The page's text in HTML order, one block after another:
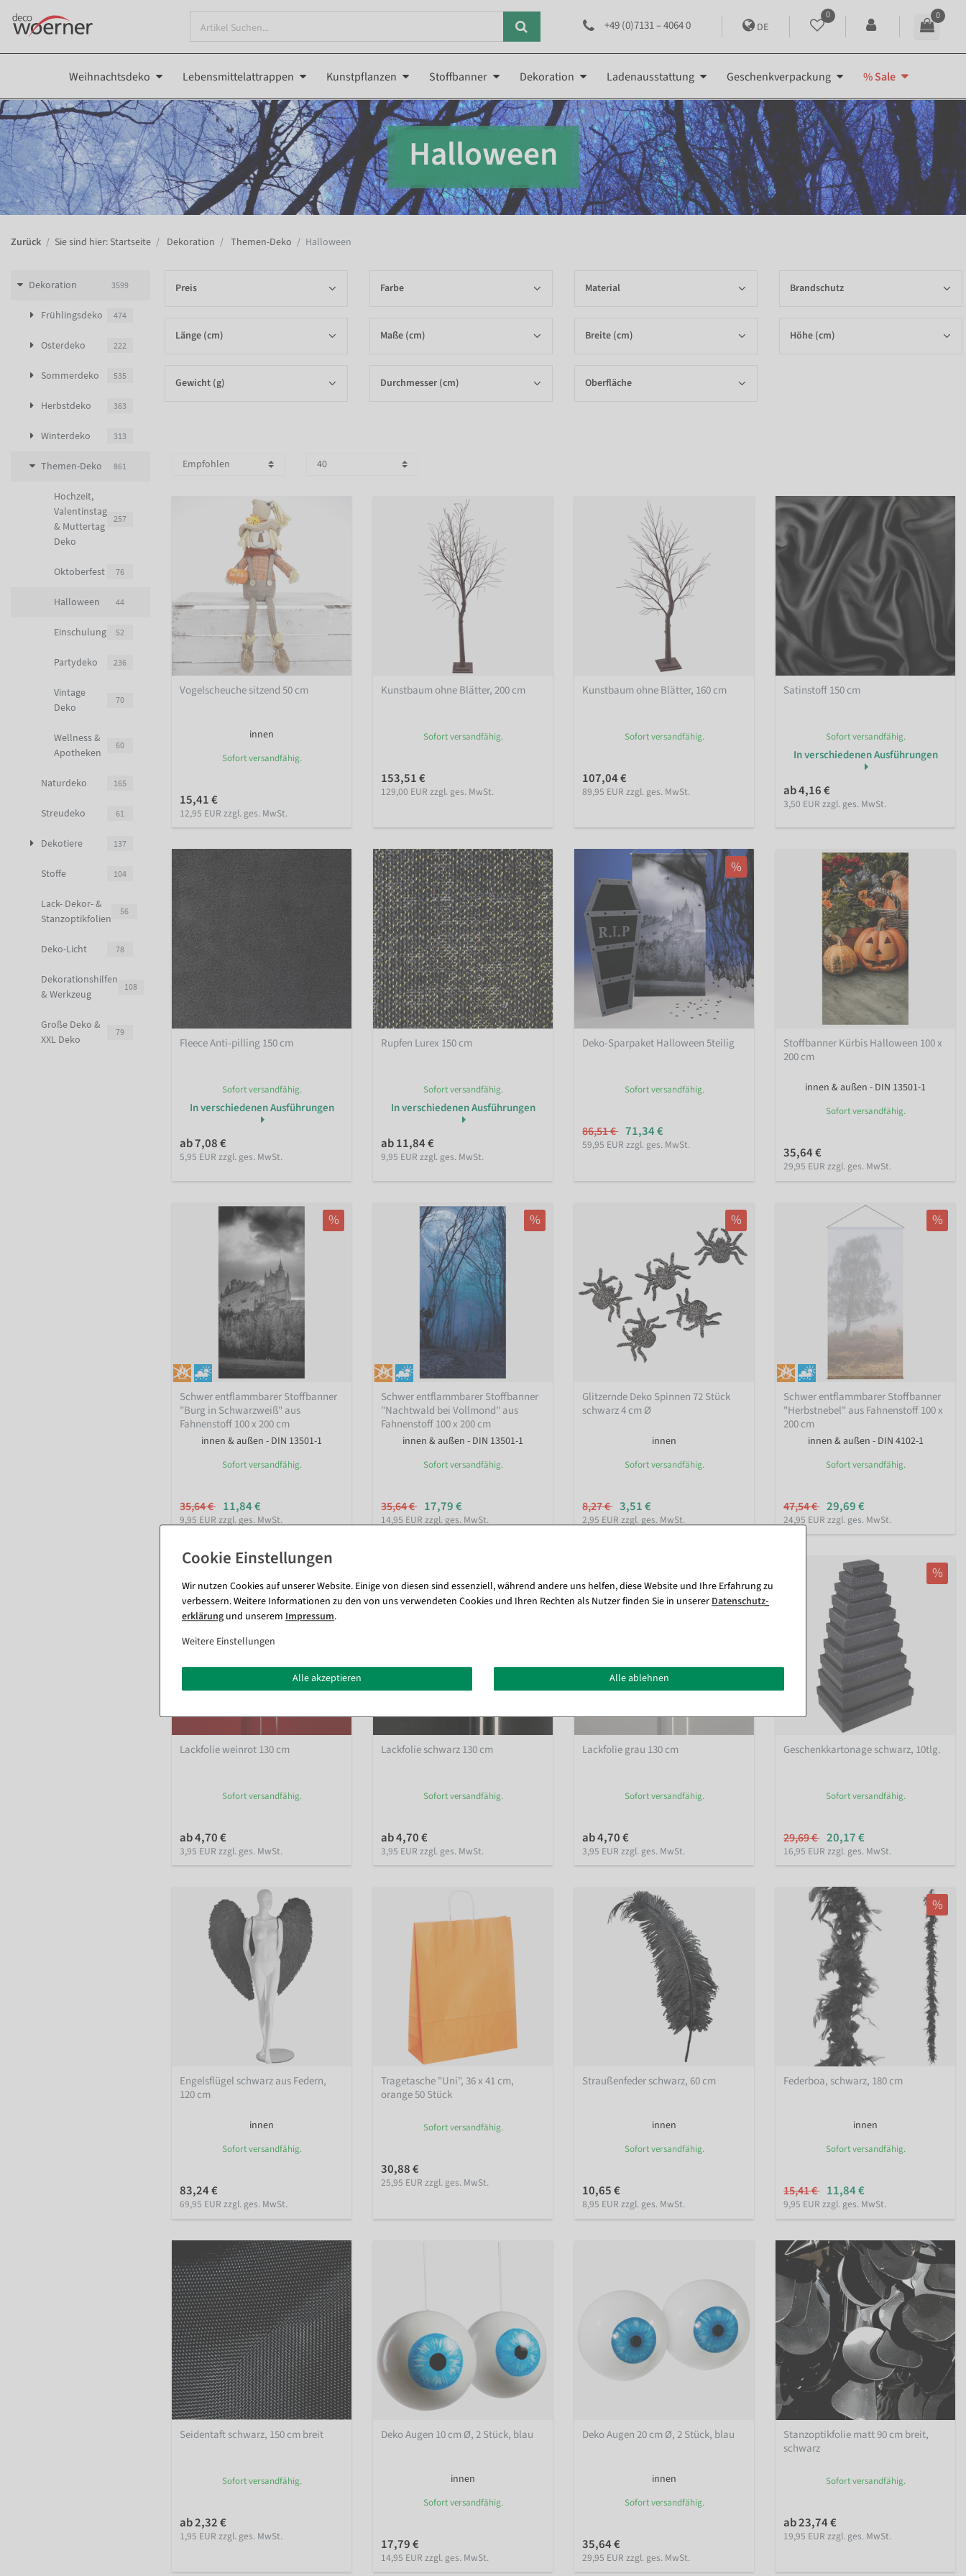
+49 (0)7131 – 4064 0 DE
0 0
Weihnachtsdeko Lebensmittelattrappen Kunstpflanzen Stoffbanner Dekoration Ladenausstattung Geschenkverpackung % Sale
Halloween
Zurück Sie sind hier: Startseite Dekoration Themen-Deko Halloween
Dekoration 3599
Frühlingsdeko 474
Osterdeko 222
Sommerdeko 535
Herbstdeko 363
Winterdeko 313
Themen-Deko 861
Hochzeit,
Valentinstag
& Muttertag
Deko
257
Oktoberfest 76
Halloween 44
Einschulung 52
Partydeko 236
Vintage
Deko
70
Wellness &
Apotheken
60
Naturdeko 165
Streudeko 61
Dekotiere 137
Stoffe 104
Lack- Dekor- &
Stanzoptikfolien
56
Deko-Licht 78
Dekorationshilfen
& Werkzeug
108
Große Deko &
XXL Deko
79
Preis Farbe Material Brandschutz
Länge (cm) Maße (cm) Breite (cm) Höhe (cm)
Gewicht (g) Durchmesser (cm) Oberfläche
Vogelscheuche sitzend 50 cm
innen
Sofort versandfähig.
15,41 €
12,95 EUR zzgl. ges. MwSt.
Kunstbaum ohne Blätter, 200 cm
Sofort versandfähig.
153,51 €
129,00 EUR zzgl. ges. MwSt.
Kunstbaum ohne Blätter, 160 cm
Sofort versandfähig.
107,04 €
89,95 EUR zzgl. ges. MwSt.
Satinstoff 150 cm
Sofort versandfähig.
In verschiedenen Ausführungen
ab 4,16 €
3,50 EUR zzgl. ges. MwSt.
Fleece Anti-pilling 150 cm
Sofort versandfähig.
In verschiedenen Ausführungen
ab 7,08 €
5,95 EUR zzgl. ges. MwSt.
Rupfen Lurex 150 cm
Sofort versandfähig.
In verschiedenen Ausführungen
ab 11,84 €
9,95 EUR zzgl. ges. MwSt.
%
Deko-Sparpaket Halloween 5teilig
Sofort versandfähig.
86,51 € 71,34 €
59,95 EUR zzgl. ges. MwSt.
Stoffbanner Kürbis Halloween 100 x
200 cm
innen & außen - DIN 13501-1
Sofort versandfähig.
35,64 €
29,95 EUR zzgl. ges. MwSt.
%
Schwer entflammbarer Stoffbanner
"Burg in Schwarzweiß" aus
Fahnenstoff 100 x 200 cm
innen & außen - DIN 13501-1
Sofort versandfähig.
35,64 € 11,84 €
9,95 EUR zzgl. ges. MwSt.
%
Schwer entflammbarer Stoffbanner
"Nachtwald bei Vollmond" aus
Fahnenstoff 100 x 200 cm
innen & außen - DIN 13501-1
Sofort versandfähig.
35,64 € 17,79 €
14,95 EUR zzgl. ges. MwSt.
%
Glitzernde Deko Spinnen 72 Stück
schwarz 4 cm Ø
innen
Sofort versandfähig.
8,27 € 3,51 €
2,95 EUR zzgl. ges. MwSt.
%
Schwer entflammbarer Stoffbanner
"Herbstnebel" aus Fahnenstoff 100 x
200 cm
innen & außen - DIN 4102-1
Sofort versandfähig.
47,54 € 29,69 €
24,95 EUR zzgl. ges. MwSt.
Lackfolie weinrot 130 cm
Sofort versandfähig.
ab 4,70 €
3,95 EUR zzgl. ges. MwSt.
Lackfolie schwarz 130 cm
Sofort versandfähig.
ab 4,70 €
3,95 EUR zzgl. ges. MwSt.
Lackfolie grau 130 cm
Sofort versandfähig.
ab 4,70 €
3,95 EUR zzgl. ges. MwSt.
%
Geschenkkartonage schwarz, 10tlg.
Sofort versandfähig.
29,69 € 20,17 €
16,95 EUR zzgl. ges. MwSt.
Engelsflügel schwarz aus Federn,
120 cm
innen
Sofort versandfähig.
83,24 €
69,95 EUR zzgl. ges. MwSt.
Tragetasche "Uni", 36 x 41 cm,
orange 50 Stück
Sofort versandfähig.
30,88 €
25,95 EUR zzgl. ges. MwSt.
Straußenfeder schwarz, 60 cm
innen
Sofort versandfähig.
10,65 €
8,95 EUR zzgl. ges. MwSt.
%
Federboa, schwarz, 180 cm
innen
Sofort versandfähig.
15,41 € 11,84 €
9,95 EUR zzgl. ges. MwSt.
Seidentaft schwarz, 150 cm breit
Sofort versandfähig.
ab 2,32 €
1,95 EUR zzgl. ges. MwSt.
Deko Augen 10 cm Ø, 2 Stück, blau
innen
Sofort versandfähig.
17,79 €
14,95 EUR zzgl. ges. MwSt.
Deko Augen 20 cm Ø, 2 Stück, blau
innen
Sofort versandfähig.
35,64 €
29,95 EUR zzgl. ges. MwSt.
Stanzoptikfolie matt 90 cm breit,
schwarz
Sofort versandfähig.
ab 23,74 €
19,95 EUR zzgl. ges. MwSt.
Wir nutzen Cookies auf unserer Website. Einige von diesen sind essenziell, während andere uns helfen, diese Website und Ihre Erfahrung zu
verbessern. Weitere Informationen zu den von uns verwendeten Cookies und Ihren Rechten als Nutzer finden Sie in unserer Daten­schutz­
erklärung und unserem Impressum.
Weitere Einstellungen
Alle akzeptieren Alle ablehnen